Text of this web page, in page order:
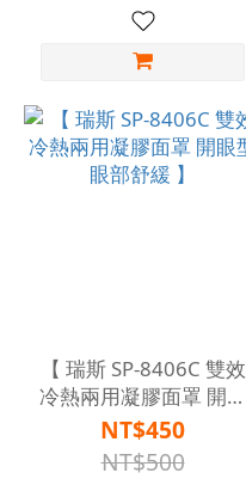
【 瑞斯 SP-8406C 雙效
冷熱兩用凝膠面罩 開眼
型 眼部舒緩 】
NT$450
NT$500